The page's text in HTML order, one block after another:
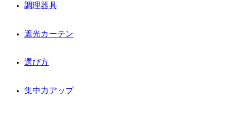
#調理器具
#遮光カーテン
#選び方
#集中力アップ